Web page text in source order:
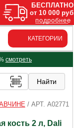
КАТЕГОРИИ
смотреть
/ АРТ. A02771
кость 2 л, Dali